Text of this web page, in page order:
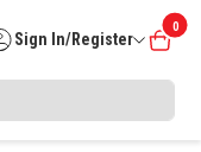
Sign In/Register
0